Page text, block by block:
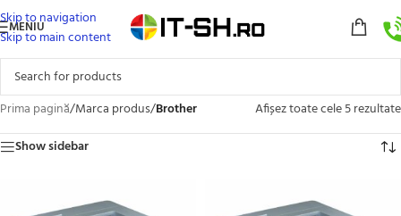
Skip to navigation
Skip to main content
MENIU
Prima pagină/Marca produs/Brother
Afișez toate cele 5 rezultate
Show sidebar